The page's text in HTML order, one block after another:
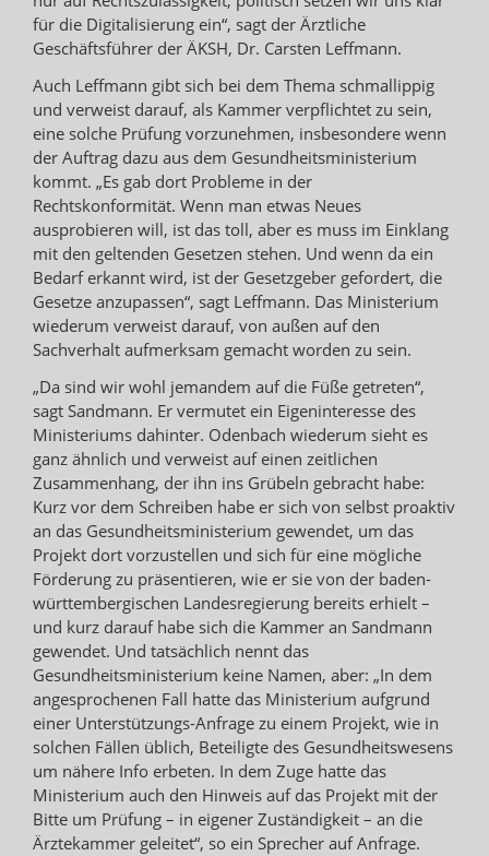
für die Digitalisierung ein“, sagt der Ärztliche
Geschäftsführer der ÄKSH, Dr. Carsten Leffmann.
Auch Leffmann gibt sich bei dem Thema schmallippig
und verweist darauf, als Kammer verpflichtet zu sein,
eine solche Prüfung vorzunehmen, insbesondere wenn
der Auftrag dazu aus dem Gesundheitsministerium
kommt. „Es gab dort Probleme in der
Rechtskonformität. Wenn man etwas Neues
ausprobieren will, ist das toll, aber es muss im Einklang
mit den geltenden Gesetzen stehen. Und wenn da ein
Bedarf erkannt wird, ist der Gesetzgeber gefordert, die
Gesetze anzupassen“, sagt Leffmann. Das Ministerium
wiederum verweist darauf, von außen auf den
Sachverhalt aufmerksam gemacht worden zu sein.
„Da sind wir wohl jemandem auf die Füße getreten“,
sagt Sandmann. Er vermutet ein Eigeninteresse des
Ministeriums dahinter. Odenbach wiederum sieht es
ganz ähnlich und verweist auf einen zeitlichen
Zusammenhang, der ihn ins Grübeln gebracht habe:
Kurz vor dem Schreiben habe er sich von selbst proaktiv
an das Gesundheitsministerium gewendet, um das
Projekt dort vorzustellen und sich für eine mögliche
Förderung zu präsentieren, wie er sie von der baden-
württembergischen Landesregierung bereits erhielt –
und kurz darauf habe sich die Kammer an Sandmann
gewendet. Und tatsächlich nennt das
Gesundheitsministerium keine Namen, aber: „In dem
angesprochenen Fall hatte das Ministerium aufgrund
einer Unterstützungs-Anfrage zu einem Projekt, wie in
solchen Fällen üblich, Beteiligte des Gesundheitswesens
um nähere Info erbeten. In dem Zuge hatte das
Ministerium auch den Hinweis auf das Projekt mit der
Bitte um Prüfung – in eigener Zuständigkeit – an die
Ärztekammer geleitet“, so ein Sprecher auf Anfrage.